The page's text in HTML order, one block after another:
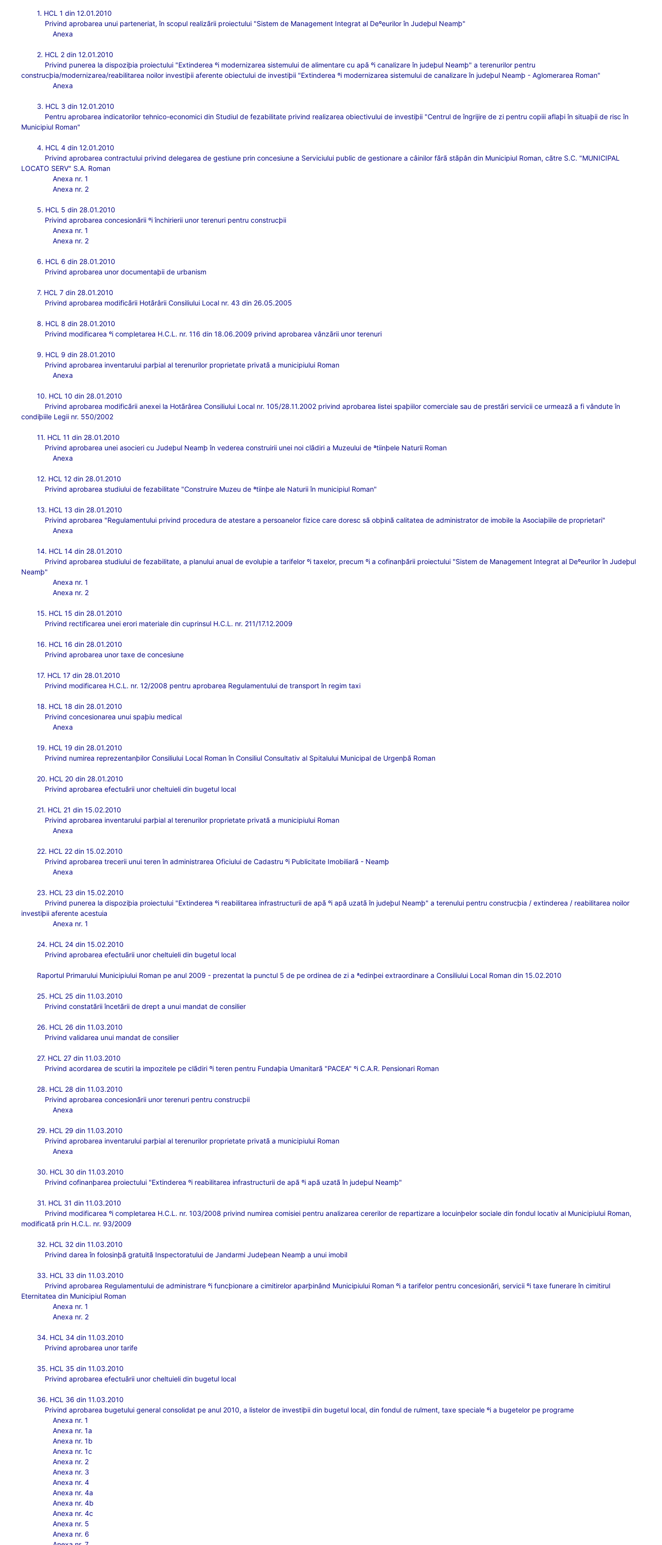
1. HCL 1 din 12.01.2010
Privind aprobarea unui parteneriat,în scopul realizãrii proiectului "Sistem de Management Integrat al Deºeurilor în Judeþul Neamþ"
Anexa
2. HCL 2 din 12.01.2010
Privind punerea la dispoziþia proiectului "Extinderea ºi modernizarea sistemului de alimentare cu apã ºi canalizare în judeþul Neamþ" a terenurilor pentru
construcþia/modernizarea/reabilitarea noilor investiþii aferente obiectului de investiþii "Extinderea ºi modernizarea sistemului de canalizare în judeþul Neamþ - Aglomerarea Roman"
Anexa
3. HCL 3 din 12.01.2010
Pentru aprobarea indicatorilor tehnico-economici din Studiul de fezabilitate privind realizarea obiectivului de investiþii "Centrul de îngrijire de zi pentru copiii aflaþi în situaþii de risc în
Municipiul Roman"
4. HCL 4 din 12.01.2010
Privind aprobarea contractului privind delegarea de gestiune prin concesiune a Serviciului public de gestionare a câinilor fãrã stãpân din Municipiul Roman, cãtre S.C. "MUNICIPAL
LOCATO SERV" S.A. Roman
Anexa nr. 1
Anexa nr. 2
5. HCL 5 din 28.01.2010
Privind aprobarea concesionãrii ºi închirierii unor terenuri pentru construcþii
Anexa nr. 1
Anexa nr. 2
6. HCL 6 din 28.01.2010
Privind aprobarea unor documentaþii de urbanism
7. HCL 7 din 28.01.2010
Privind aprobarea modificãrii Hotãrârii Consiliului Local nr. 43 din 26.05.2005
8. HCL 8 din 28.01.2010
Privind modificarea ºi completarea H.C.L. nr. 116 din 18.06.2009 privind aprobarea vânzãrii unor terenuri
9. HCL 9 din 28.01.2010
Privind aprobarea inventarului parþial al terenurilor proprietate privatã a municipiului Roman
Anexa
10. HCL 10 din 28.01.2010
Privind aprobarea modificãrii anexei la Hotãrârea Consiliului Local nr. 105/28.11.2002 privind aprobarea listei spaþiilor comerciale sau de prestãri servicii ce urmeazã a fi vândute în
condiþiile Legii nr. 550/2002
11. HCL 11 din 28.01.2010
Privind aprobarea unei asocieri cu Judeþul Neamþ în vederea construirii unei noi clãdiri a Muzeului de ªtiinþele Naturii Roman
Anexa
12. HCL 12 din 28.01.2010
Privind aprobarea studiului de fezabilitate "Construire Muzeu de ªtiinþe ale Naturii în municipiul Roman"
13. HCL 13 din 28.01.2010
Privind aprobarea "Regulamentului privind procedura de atestare a persoanelor fizice care doresc sã obþinã calitatea de administrator de imobile la Asociaþiile de proprietari"
Anexa
14. HCL 14 din 28.01.2010
Privind aprobarea studiului de fezabilitate, a planului anual de evoluþie a tarifelor ºi taxelor, precum ºi a cofinanþãrii proiectului "Sistem de Management Integrat al Deºeurilor în Judeþul
Neamþ"
Anexa nr. 1
Anexa nr. 2
15. HCL 15 din 28.01.2010
Privind rectificarea unei erori materiale din cuprinsul H.C.L. nr. 211/17.12.2009
16. HCL 16 din 28.01.2010
Privind aprobarea unor taxe de concesiune
17. HCL 17 din 28.01.2010
Privind modificarea H.C.L. nr. 12/2008 pentru aprobarea Regulamentului de transport în regim taxi
18. HCL 18 din 28.01.2010
Privind concesionarea unui spaþiu medical
Anexa
19. HCL 19 din 28.01.2010
Privind numirea reprezentanþilor Consiliului Local Roman în Consiliul Consultativ al Spitalului Municipal de Urgenþã Roman
20. HCL 20 din 28.01.2010
Privind aprobarea efectuãrii unor cheltuieli din bugetul local
21. HCL 21 din 15.02.2010
Privind aprobarea inventarului parþial al terenurilor proprietate privatã a municipiului Roman
Anexa
22. HCL 22 din 15.02.2010
Privind aprobarea trecerii unui teren în administrarea Oficiului de Cadastru ºi Publicitate Imobiliarã - Neamþ
Anexa
23. HCL 23 din 15.02.2010
Privind punerea la dispoziþia proiectului "Extinderea ºi reabilitarea infrastructurii de apã ºi apã uzatã în judeþul Neamþ" a terenului pentru construcþia / extinderea / reabilitarea noilor
investiþii aferente acestuia
Anexa nr. 1
24. HCL 24 din 15.02.2010
Privind aprobarea efectuãrii unor cheltuieli din bugetul local
Raportul Primarului Municipiului Roman pe anul 2009 - prezentat la punctul 5 de pe ordinea de zi a ªedinþei extraordinare a Consiliului Local Roman din 15.02.2010
25. HCL 25 din 11.03.2010
Privind constatãrii încetãrii de drept a unui mandat de consilier
26. HCL 26 din 11.03.2010
Privind validarea unui mandat de consilier
27. HCL 27 din 11.03.2010
Privind acordarea de scutiri la impozitele pe clãdiri ºi teren pentru Fundaþia Umanitarã "PACEA" ºi C.A.R. Pensionari Roman
28. HCL 28 din 11.03.2010
Privind aprobarea concesionãrii unor terenuri pentru construcþii
Anexa
29. HCL 29 din 11.03.2010
Privind aprobarea inventarului parþial al terenurilor proprietate privatã a municipiului Roman
Anexa
30. HCL 30 din 11.03.2010
Privind cofinanþarea proiectului "Extinderea ºi reabilitarea infrastructurii de apã ºi apã uzatã în judeþul Neamþ"
31. HCL 31 din 11.03.2010
Privind modificarea ºi completarea H.C.L. nr. 103/2008 privind numirea comisiei pentru analizarea cererilor de repartizare a locuinþelor sociale din fondul locativ al Municipiului Roman,
modificatã prin H.C.L. nr. 93/2009
32. HCL 32 din 11.03.2010
Privind darea în folosinþã gratuitã Inspectoratului de Jandarmi Judeþean Neamþ a unui imobil
33. HCL 33 din 11.03.2010
Privind aprobarea Regulamentului de administrare ºi funcþionare a cimitirelor aparþinând Municipiului Roman ºi a tarifelor pentru concesionãri, servicii ºi taxe funerare în cimitirul
Eternitatea din Municipiul Roman
Anexa nr. 1
Anexa nr. 2
34. HCL 34 din 11.03.2010
Privind aprobarea unor tarife
35. HCL 35 din 11.03.2010
Privind aprobarea efectuãrii unor cheltuieli din bugetul local
36. HCL 36 din 11.03.2010
Privind aprobarea bugetului general consolidat pe anul 2010, a listelor de investiþii din bugetul local, din fondul de rulment, taxe speciale ºi a bugetelor pe programe
Anexa nr. 1
Anexa nr. 1a
Anexa nr. 1b
Anexa nr. 1c
Anexa nr. 2
Anexa nr. 3
Anexa nr. 4
Anexa nr. 4a
Anexa nr. 4b
Anexa nr. 4c
Anexa nr. 5
Anexa nr. 6